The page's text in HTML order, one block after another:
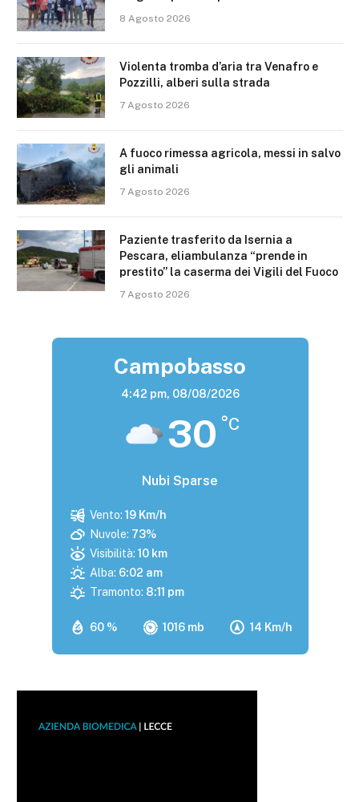
8 Agosto 2026
Violenta tromba d’aria tra Venafro e
Pozzilli, alberi sulla strada
7 Agosto 2026
A fuoco rimessa agricola, messi in salvo
gli animali
7 Agosto 2026
Paziente trasferito da Isernia a
Pescara, eliambulanza “prende in
prestito” la caserma dei Vigili del Fuoco
7 Agosto 2026
Campobasso
4:42 pm, 08/08/2026
30 °C
Nubi Sparse
60 % 1016 mb 14 Km/h
Vento: 19 Km/h
Nuvole: 73%
Visibilità: 10 km
Alba: 6:02 am
Tramonto: 8:11 pm